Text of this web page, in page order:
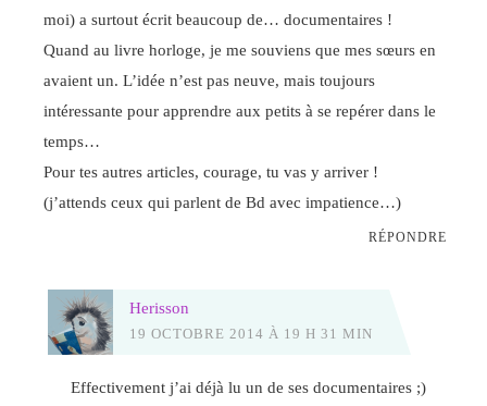
moi) a surtout écrit beaucoup de… documentaires !
Quand au livre horloge, je me souviens que mes sœurs en
avaient un. L’idée n’est pas neuve, mais toujours
intéressante pour apprendre aux petits à se repérer dans le
temps…
Pour tes autres articles, courage, tu vas y arriver !
(j’attends ceux qui parlent de Bd avec impatience…)
RÉPONDRE
Herisson
19 OCTOBRE 2014 À 19 H 31 MIN
Effectivement j’ai déjà lu un de ses documentaires ;)